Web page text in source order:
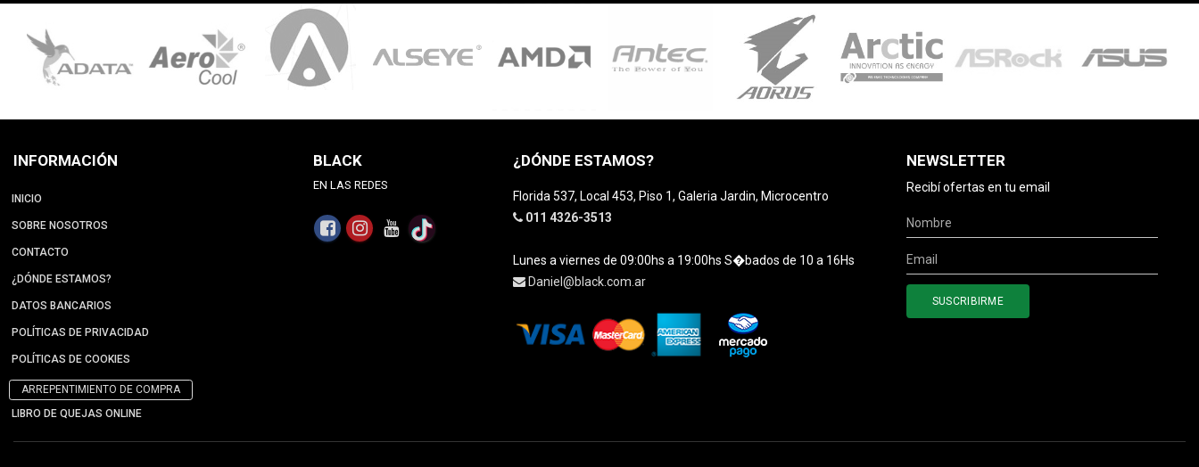
INFORMACIÓN
INICIO
SOBRE NOSOTROS
CONTACTO
¿DÓNDE ESTAMOS?
DATOS BANCARIOS
POLÍTICAS DE PRIVACIDAD
POLÍTICAS DE COOKIES
ARREPENTIMIENTO DE COMPRA
LIBRO DE QUEJAS ONLINE
BLACK
EN LAS REDES
¿DÓNDE ESTAMOS?
Florida 537, Local 453, Piso 1, Galeria Jardin, Microcentro
011 4326-3513
Lunes a viernes de 09:00hs a 19:00hs S�bados de 10 a 16Hs
Daniel@black.com.ar
NEWSLETTER
Recibí ofertas en tu email